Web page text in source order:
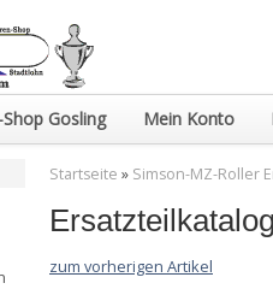
Gosling Mein Konto
Startseite » Simson-MZ-Roller
zum vorherigen Artikel